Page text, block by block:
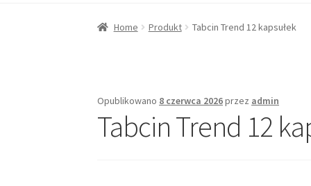
Strona głównaBlog Koszyk
Home Produkt Tabcin Trend 12 kapsułek
Opublikowano 8 czerwca 2026przez admin
Tabcin Trend 12